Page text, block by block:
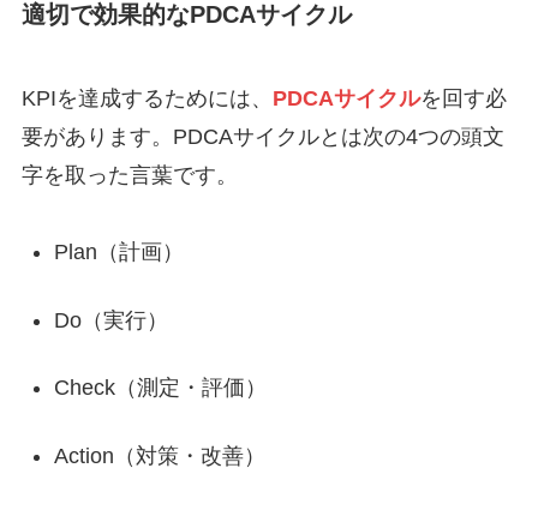
適切で効果的なPDCAサイクル
KPIを達成するためには、 PDCAサイクルを回す必
要があります。PDCAサイクルとは次の4つの頭文
字を取った言葉です。
Plan（計画）
Do（実行）
Check（測定・評価）
Action（対策・改善）